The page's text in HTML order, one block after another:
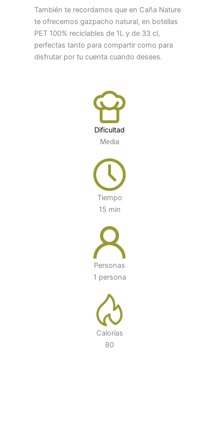
También te recordamos que en Caña Nature
te ofrecemos gazpacho natural, en botellas
PET 100% reciclables de 1L y de 33 cl,
perfectas tanto para compartir como para
disfrutar por tu cuenta cuando desees.
Dificultad
Media
Tiempo
15 min
Personas
1 persona
Calorías
80